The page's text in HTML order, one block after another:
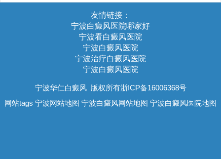
友情链接：
宁波白癜风医院哪家好
宁波看白癜风医院
宁波白癜风医院
宁波治疗白癜风医院
宁波白癜风医院
宁波华仁白癜风版权所有浙ICP备16006368号
网站tags 宁波网站地图 宁波白癜风网站地图 宁波白癜风医院地图